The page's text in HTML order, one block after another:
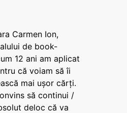
Carmen Ion,
de book-
12 ani am aplicat
că voiam să îi
mai ușor cărți.
să continui /
deloc că va